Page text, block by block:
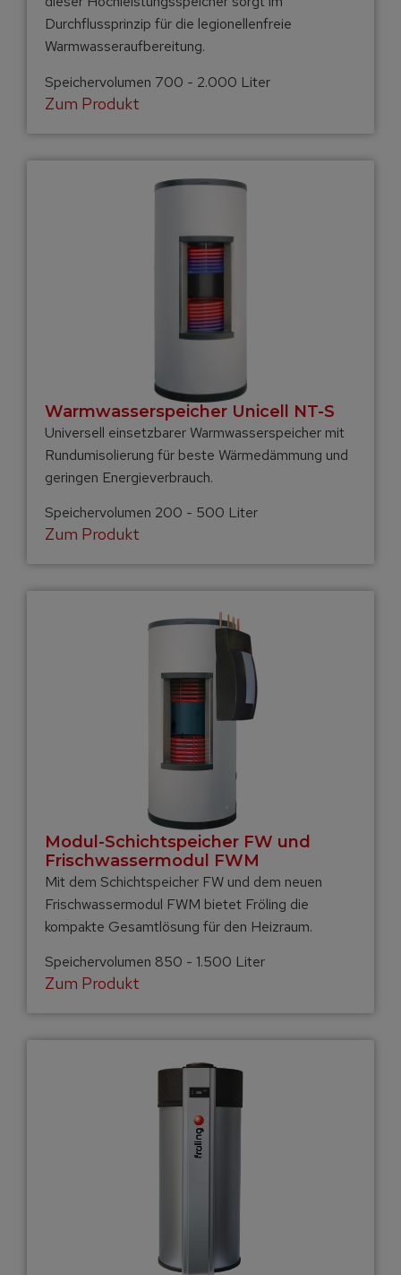
Durchflussprinzip für die legionellenfreie
Warmwasseraufbereitung.
Speichervolumen 700 - 2.000 Liter
Zum Produkt
Warmwasser­speicher Unicell NT-S
Universell einsetzbarer Warmwasserspeicher mit
Rundumisolierung für beste Wärmedämmung und
geringen Energieverbrauch.
Speichervolumen 200 - 500 Liter
Zum Produkt
Modul-Schichtspeicher FW und
Frischwassermodul FWM
Mit dem Schichtspeicher FW und dem neuen
Frischwassermodul FWM bietet Fröling die
kompakte Gesamtlösung für den Heizraum.
Speichervolumen 850 - 1.500 Liter
Zum Produkt